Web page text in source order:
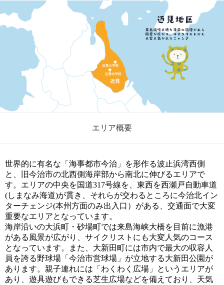
エリア概要
世界的に有名な「海事都市今治」を形作る波止浜湾西側
と、旧今治市の北西側海岸部から南北に伸びるエリアで
す。エリアの中央を国道317号線を、東西を西瀬戸自動車道
(しまなみ海道)が貫き、それらが交わるところに今治北イン
ターチェンジ(本州方面のみ出入口）がある、交通面で大変
重要なエリアとなっています。
海岸沿いの大浜町・砂場町では来島海峡大橋を目前に漁港
がある風景が広がり、サイクリストにも大変人気のコース
となっています。また、大新田町には市内で最大の収容人
員を誇る野球場「今治市営球場」が立地する大新田公園が
あります。親子連れには「わくわく広場」というエリアが
あり、遊具遊びもできる芝生広場などを備えており、天気